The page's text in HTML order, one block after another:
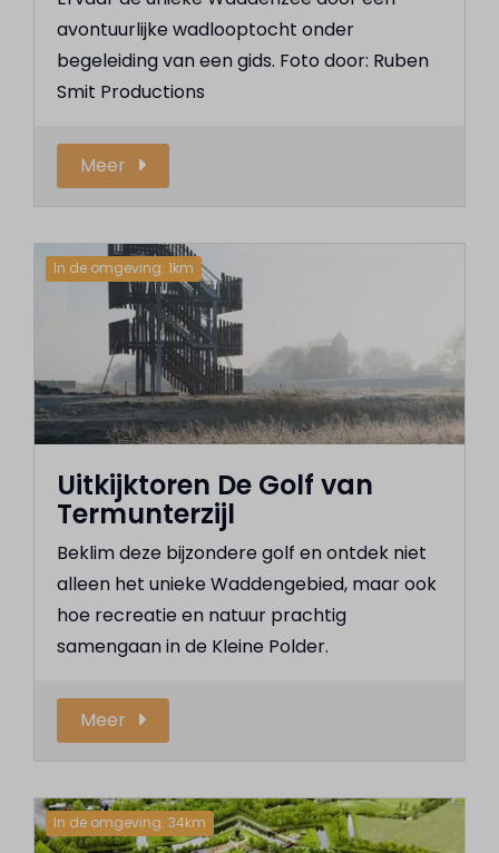
avontuurlijke wadlooptocht onder
begeleiding van een gids. Foto door: Ruben
Smit Productions
Meer
In de omgeving: 1km
Uitkijktoren De Golf van
Termunterzijl
Beklim deze bijzondere golf en ontdek niet
alleen het unieke Waddengebied, maar ook
hoe recreatie en natuur prachtig
samengaan in de Kleine Polder.
Meer
In de omgeving: 34km